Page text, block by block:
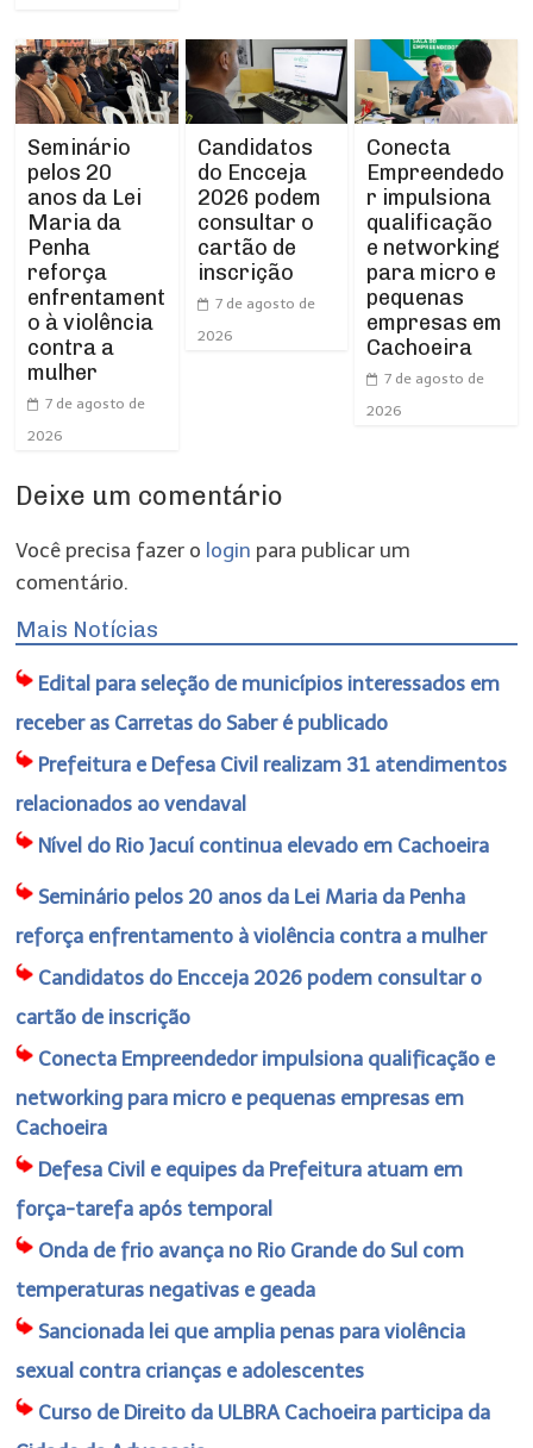
Seminário
pelos 20
anos da Lei
Maria da
Penha
reforça
enfrentament
o à violência
contra a
mulher
7 de agosto de
2026
Candidatos
do Encceja
2026 podem
consultar o
cartão de
inscrição
7 de agosto de
2026
Conecta
Empreendedo
r impulsiona
qualificação
e networking
para micro e
pequenas
empresas em
Cachoeira
7 de agosto de
2026
Deixe um comentário
Você precisa fazer o login para publicar um
comentário.
Mais Notícias
Edital para seleção de municípios interessados em
receber as Carretas do Saber é publicado
Prefeitura e Defesa Civil realizam 31 atendimentos
relacionados ao vendaval
Nível do Rio Jacuí continua elevado em Cachoeira
Seminário pelos 20 anos da Lei Maria da Penha
reforça enfrentamento à violência contra a mulher
Candidatos do Encceja 2026 podem consultar o
cartão de inscrição
Conecta Empreendedor impulsiona qualificação e
networking para micro e pequenas empresas em
Cachoeira
Defesa Civil e equipes da Prefeitura atuam em
força-tarefa após temporal
Onda de frio avança no Rio Grande do Sul com
temperaturas negativas e geada
Sancionada lei que amplia penas para violência
sexual contra crianças e adolescentes
Curso de Direito da ULBRA Cachoeira participa da